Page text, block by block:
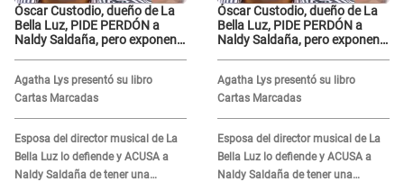
Óscar Custodio, dueño de La
Bella Luz, PIDE PERDÓN a
Naldy Saldaña, pero exponen
grabar"
Agatha Lys presentó su libro
Cartas Marcadas
Esposa del director musical de La
Bella Luz lo defiende y ACUSA a
Naldy Saldaña de tener una
Óscar Custodio, dueño de La
Bella Luz, PIDE PERDÓN a
Naldy Saldaña, pero exponen
grabar"
Agatha Lys presentó su libro
Cartas Marcadas
Esposa del director musical de La
Bella Luz lo defiende y ACUSA a
Naldy Saldaña de tener una